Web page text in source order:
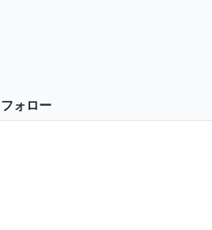
フォロー